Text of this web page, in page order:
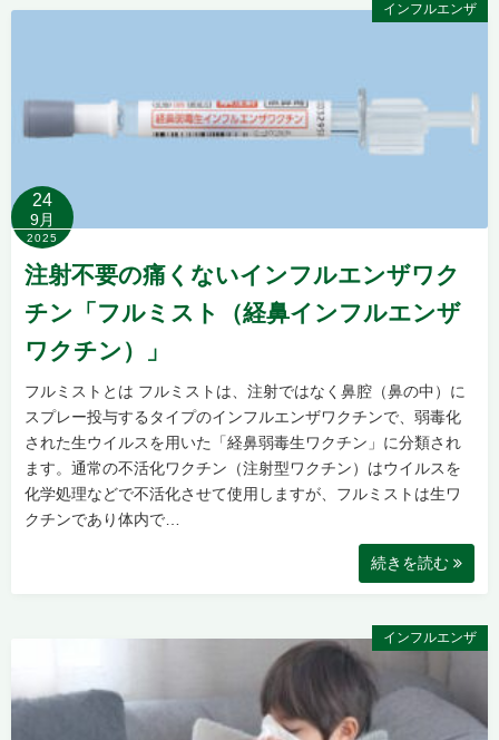
インフルエンザ
24
9月
2025
注射不要の痛くないインフルエンザワク
チン「フルミスト（経鼻インフルエンザ
ワクチン）」
フルミストとは フルミストは、注射ではなく鼻腔（鼻の中）に
スプレー投与するタイプのインフルエンザワクチンで、弱毒化
された生ウイルスを用いた「経鼻弱毒生ワクチン」に分類され
ます。通常の不活化ワクチン（注射型ワクチン）はウイルスを
化学処理などで不活化させて使用しますが、フルミストは生ワ
クチンであり体内で…
続きを読む
インフルエンザ